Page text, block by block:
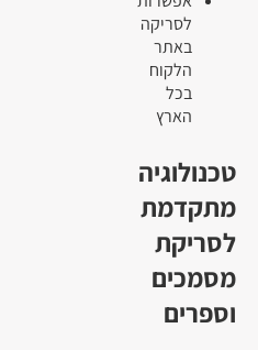
לסריקה
באתר
הלקוח
בכל
הארץ
טכנולוגיה
מתקדמת
לסריקת
מסמכים
וספרים